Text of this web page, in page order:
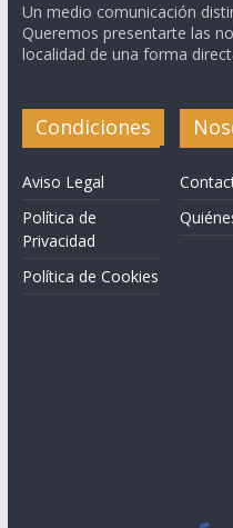
Un medio comunicación
Queremos presentarte las
localidad de una forma
Condiciones
Aviso Legal
Política de
Privacidad
Política de Cookies